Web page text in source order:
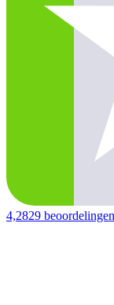
4,2829 beoordelingen